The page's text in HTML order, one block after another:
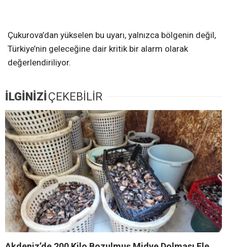
Çukurova’dan yükselen bu uyarı, yalnızca bölgenin değil,
Türkiye’nin geleceğine dair kritik bir alarm olarak
değerlendiriliyor.
İLGİNİZİÇEKEBİLİR